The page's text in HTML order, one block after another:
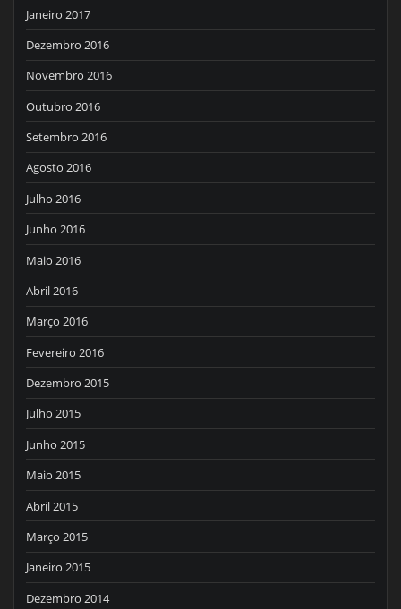
Janeiro 2017
Dezembro 2016
Novembro 2016
Outubro 2016
Setembro 2016
Agosto 2016
Julho 2016
Junho 2016
Maio 2016
Abril 2016
Março 2016
Fevereiro 2016
Dezembro 2015
Julho 2015
Junho 2015
Maio 2015
Abril 2015
Março 2015
Janeiro 2015
Dezembro 2014